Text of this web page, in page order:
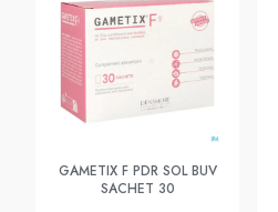
GAMETIX F PDR SOL BUV
SACHET 30